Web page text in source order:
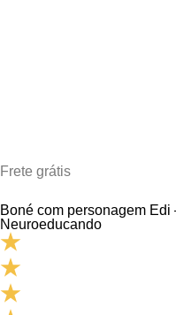
Frete grátis
Boné com personagem Edi
Neuroeducando